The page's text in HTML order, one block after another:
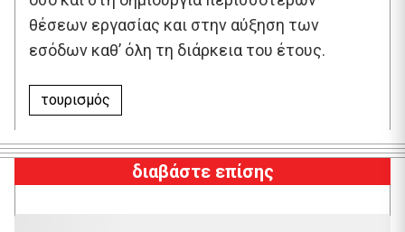
θέσεων εργασίας και στην αύξηση των
εσόδων καθ’ όλη τη διάρκεια του έτους.
τουρισμός
διαβάστε επίσης